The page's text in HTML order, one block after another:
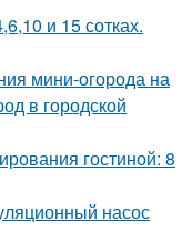
и 15 сотках.
мини-огорода на
в городской
гостиной: 8
насос